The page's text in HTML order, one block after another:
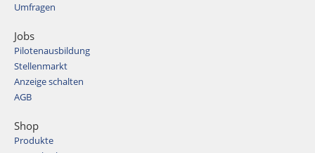
Umfragen
Jobs
Pilotenausbildung
Stellenmarkt
Anzeige schalten
AGB
Shop
Produkte